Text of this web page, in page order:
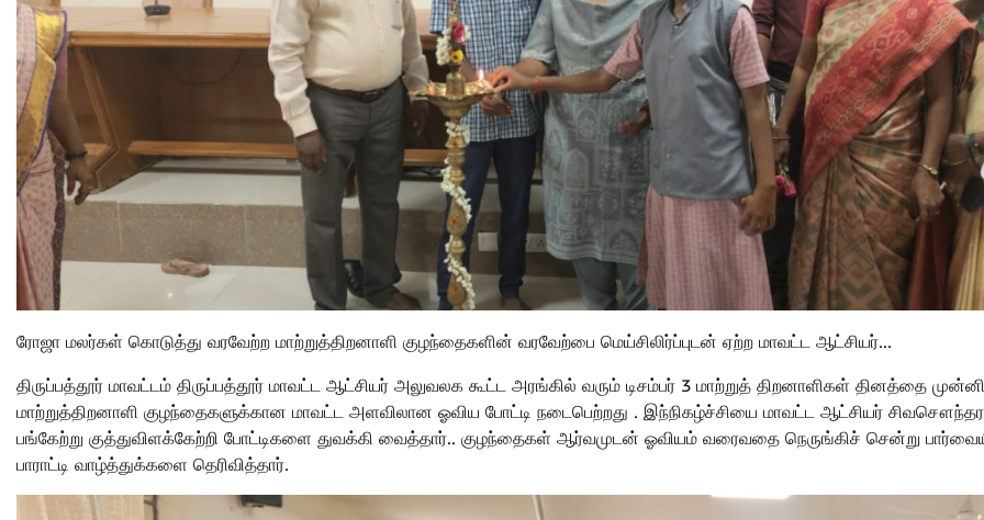
ரோஜா மலர்கள் கொடுத்து வரவேற்ற மாற்றுத்திறனாளி குழந்தைகளின் வரவேற்பை மெய்சிலிர்ப்புடன் ஏற்ற மாவட்ட ஆட்சியர்…
திருப்பத்தூர் மாவட்டம் திருப்பத்தூர் மாவட்ட ஆட்சியர் அலுவலக கூட்ட அரங்கில் வரும் டிசம்பர் 3 மாற்றுத் திறனாளிகள் தினத்தை
மாற்றுத்திறனாளி குழந்தைகளுக்கான மாவட்ட அளவிலான ஓவிய போட்டி நடைபெற்றது ‌. இந்நிகழ்ச்சியை மாவட்ட ஆட்சியர்
பங்கேற்று குத்துவிளக்கேற்றி போட்டிகளை துவக்கி வைத்தார்.. குழந்தைகள் ஆர்வமுடன் ஓவியம் வரைவதை நெருங்கிச் சென்று
பாராட்டி வாழ்த்துக்களை தெரிவித்தார்.